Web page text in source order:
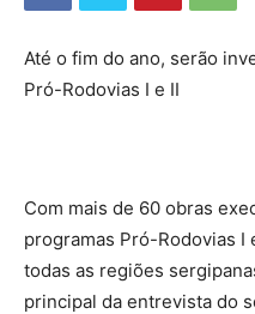
Até o fim do ano, serão
Pró-Rodovias I e II
Com mais de 60 obras
programas Pró-Rodovias I
todas as regiões
principal da entrevista do